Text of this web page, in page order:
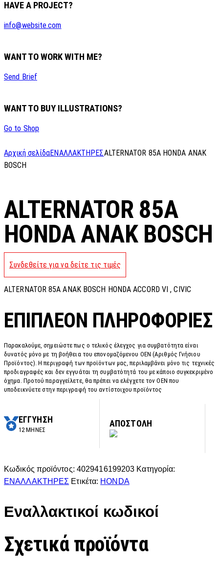
HAVE A PROJECT?
info@website.com
WANT TO WORK WITH ME?
Send Brief
WANT TO BUY ILLUSTRATIONS?
Go to Shop
Αρχική σελίδαΕΝΑΛΛΑΚΤΗΡΕΣALTERNATOR 85A HONDA ANAK
BOSCH
ALTERNATOR 85A
HONDA ANAK BOSCH
Συνδεθείτε για να δείτε τις τιμές
ALTERNATOR 85A ANAK BOSCH HONDA ACCORD VI , CIVIC
ΕΠΙΠΛΈΟΝ ΠΛΗΡΟΦΟΡΊΕΣ
Παρακαλούμε, σημειώστε πως ο τελικός έλεγχος για συμβατότητα είναι
δυνατός μόνο με τη βοήθεια του επονομαζόμενου OEN (Αριθμός Γνήσιου
Προϊόντος). Η περιγραφή των προϊόντων μας, περιλαμβάνει μόνο τις τεχνικές
προδιαγραφές και δεν εγγυάται τη συμβατότητά του με κάποιο συγκεκριμένο
όχημα. Προτού παραγγείλετε, θα πρέπει να ελέγχετε τον OEN που
υποδεικνύετε στην περιγραφή του αντίστοιχου προϊόντος
ΕΓΓΥΗΣΗ
12 ΜΗΝΕΣ
ΑΠΟΣΤΟΛΗ
Κωδικός προϊόντος: 4029416199203 Κατηγορία:
ΕΝΑΛΛΑΚΤΗΡΕΣ Ετικέτα: HONDA
Εναλλακτικοί κωδικοί
Σχετικά προϊόντα